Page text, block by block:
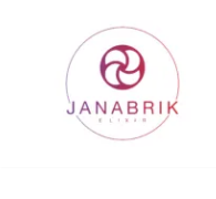
content